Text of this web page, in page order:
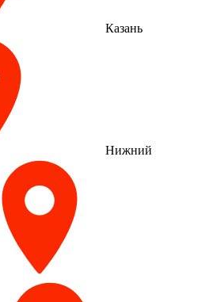
Казань
Нижний